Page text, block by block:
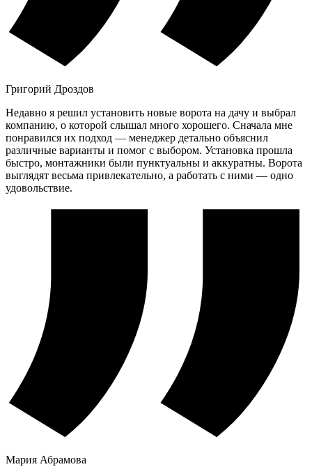
Григорий Дроздов
Недавно я решил установить новые ворота на дачу и выбрал
компанию, о которой слышал много хорошего. Сначала мне
понравился их подход — менеджер детально объяснил
различные варианты и помог с выбором. Установка прошла
быстро, монтажники были пунктуальны и аккуратны. Ворота
выглядят весьма привлекательно, а работать с ними — одно
удовольствие.
Мария Абрамова